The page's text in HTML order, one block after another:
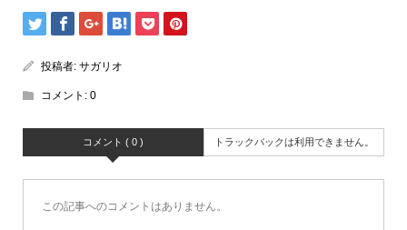
投稿者: サガリオ
コメント: 0
コメント ( 0 ) トラックバックは利用できません。
この記事へのコメントはありません。